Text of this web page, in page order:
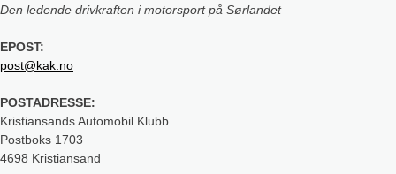
Den ledende drivkraften i motorsport på Sørlandet
EPOST:
post@kak.no
POSTADRESSE:
Kristiansands Automobil Klubb
Postboks 1703
4698 Kristiansand